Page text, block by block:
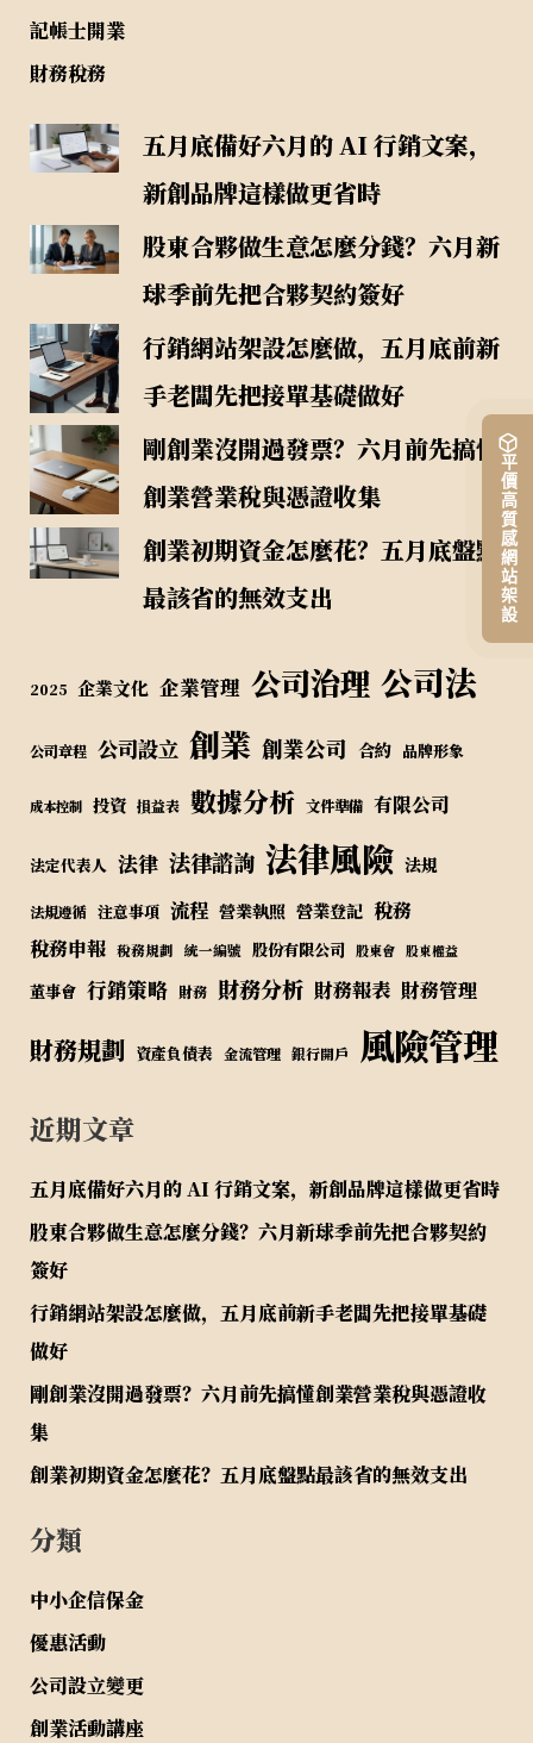
平價高質感網站架設
記帳士開業
財務稅務
五月底備好六月的 AI 行銷文案，
新創品牌這樣做更省時
股東合夥做生意怎麼分錢？六月新
球季前先把合夥契約簽好
行銷網站架設怎麼做，五月底前新
手老闆先把接單基礎做好
剛創業沒開過發票？六月前先搞懂
創業營業稅與憑證收集
創業初期資金怎麼花？五月底盤點
最該省的無效支出
2025 企業文化 企業管理 公司治理 公司法
公司章程 公司設立 創業 創業公司 合約 品牌形象
成本控制 投資 損益表 數據分析 文件準備 有限公司
法定代表人 法律 法律諮詢 法律風險 法規
法規遵循 注意事項 流程 營業執照 營業登記 稅務
稅務申報 稅務規劃 統一編號 股份有限公司 股東會 股東權益
董事會 行銷策略 財務 財務分析 財務報表 財務管理
財務規劃 資產負債表 金流管理 銀行開戶 風險管理
近期文章
五月底備好六月的 AI 行銷文案，新創品牌這樣做更省時
股東合夥做生意怎麼分錢？六月新球季前先把合夥契約
簽好
行銷網站架設怎麼做，五月底前新手老闆先把接單基礎
做好
剛創業沒開過發票？六月前先搞懂創業營業稅與憑證收
集
創業初期資金怎麼花？五月底盤點最該省的無效支出
分類
中小企信保金
優惠活動
公司設立變更
創業活動講座